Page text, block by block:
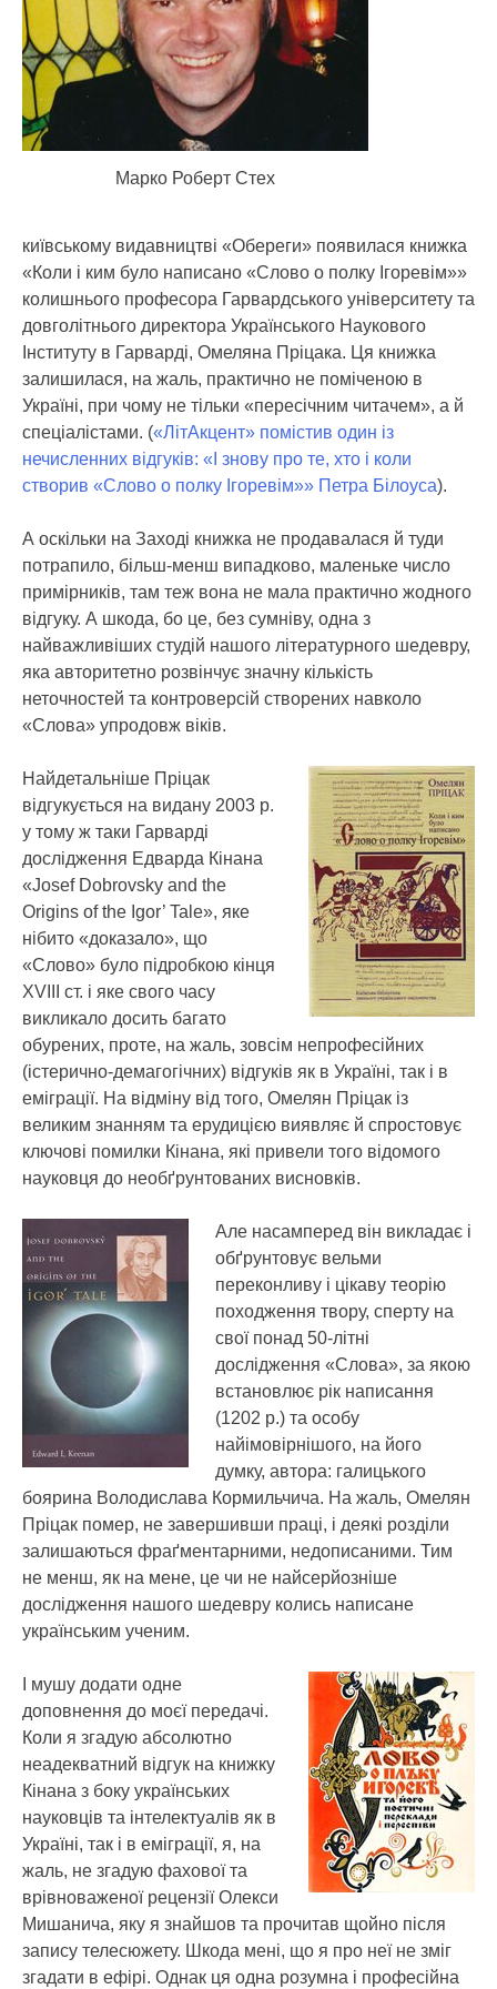
Марко Роберт Стех
київському видавництві «Обереги» появилася книжка
«Коли і ким було написано «Слово о полку Ігоревім»»
колишнього професора Гарвардського університету та
довголітнього директора Українського Наукового
Інституту в Гарварді, Омеляна Пріцака. Ця книжка
залишилася, на жаль, практично не поміченою в
Україні, при чому не тільки «пересічним читачем», а й
спеціалістами. («ЛітАкцент» помістив один із
нечисленних відгуків: «І знову про те, хто і коли
створив «Слово о полку Ігоревім»» Петра Білоуса).
А оскільки на Заході книжка не продавалася й туди
потрапило, більш-менш випадково, маленьке число
примірників, там теж вона не мала практично жодного
відгуку. А шкода, бо це, без сумніву, одна з
найважливіших студій нашого літературного шедевру,
яка авторитетно розвінчує значну кількість
неточностей та контроверсій створених навколо
«Слова» упродовж віків.
Найдетальніше Пріцак
відгукується на видану 2003 р.
у тому ж таки Гарварді
дослідження Едварда Кінана
«Josef Dobrovsky and the
Origins of the Igor’ Tale», яке
нібито «доказало», що
«Слово» було підробкою кінця
ХVІІІ ст. і яке свого часу
викликало досить багато
обурених, проте, на жаль, зовсім непрофесійних
(істерично-демагогічних) відгуків як в Україні, так і в
еміграції. На відміну від того, Омелян Пріцак із
великим знанням та ерудицією виявляє й спростовує
ключові помилки Кінана, які привели того відомого
науковця до необґрунтованих висновків.
Але насамперед він викладає і
обґрунтовує вельми
переконливу і цікаву теорію
походження твору, сперту на
свої понад 50-літні
дослідження «Слова», за якою
встановлює рік написання
(1202 р.) та особу
найімовірнішого, на його
думку, автора: галицького
боярина Володислава Кормильчича. На жаль, Омелян
Пріцак помер, не завершивши праці, і деякі розділи
залишаються фраґментарними, недописаними. Тим
не менш, як на мене, це чи не найсерйозніше
дослідження нашого шедевру колись написане
українським ученим.
І мушу додати одне
доповнення до моєї передачі.
Коли я згадую абсолютно
неадекватний відгук на книжку
Кінана з боку українських
науковців та інтелектуалів як в
Україні, так і в еміграції, я, на
жаль, не згадую фахової та
врівноваженої рецензії Олекси
Мишанича, яку я знайшов та прочитав щойно після
запису телесюжету. Шкода мені, що я про неї не зміг
згадати в ефірі. Однак ця одна розумна і професійна